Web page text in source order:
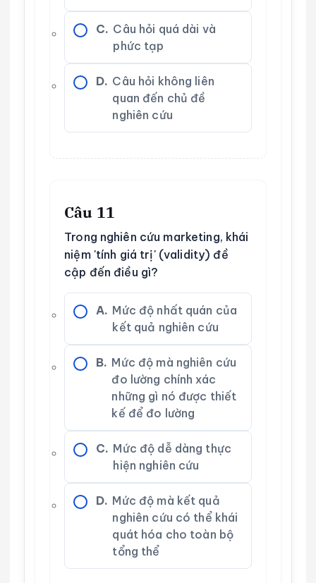
C. Câu hỏi quá dài và
phức tạp
D. Câu hỏi không liên
quan đến chủ đề
nghiên cứu
Câu 11
Trong nghiên cứu marketing, khái
niệm 'tính giá trị' (validity) đề
cập đến điều gì?
A. Mức độ nhất quán của
kết quả nghiên cứu
B. Mức độ mà nghiên cứu
đo lường chính xác
những gì nó được thiết
kế để đo lường
C. Mức độ dễ dàng thực
hiện nghiên cứu
D. Mức độ mà kết quả
nghiên cứu có thể khái
quát hóa cho toàn bộ
tổng thể